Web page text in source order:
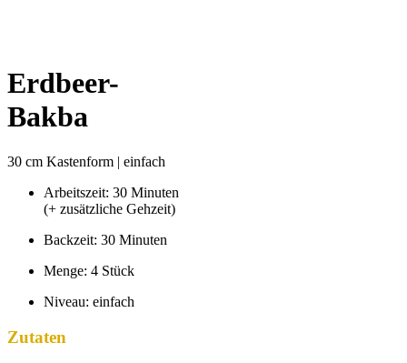
Erdbeer-
Bakba
30 cm Kastenform | einfach
Arbeitszeit: 30 Minuten
(+ zusätzliche Gehzeit)
Backzeit: 30 Minuten
Menge: 4 Stück
Niveau: einfach
Zutaten